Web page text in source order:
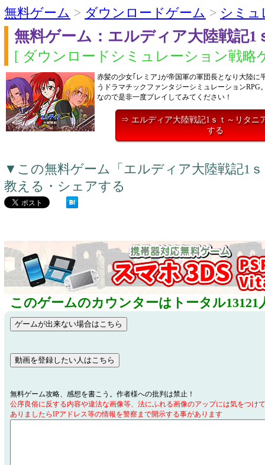
無料ゲーム > ダウンロードゲーム > シミュ
無料ゲーム：エルディア大陸戦記1
[ ダウンロードシミュレーション戦略
赤髪の少女｢レミア｣が帝国軍の軍団長となり大陸に
うドラマチックファンタジーシミュレーションRPG
なので是非一度プレイしてみてください！
⇒ エルディア大陸戦記1ｓｔ～リタニ
する
▼この無料ゲーム「エルディア大陸戦記1
教える・シェアする
このゲームのカウンターはトータル13121
無料ゲーム攻略、感想を書こう。作者様への批判は禁止！
公序良俗に反する内容や違法な画像等、法にふれる画像のアップには気をつけ
ありましたらIPアドレス等の情報を警察まで開示する事があります